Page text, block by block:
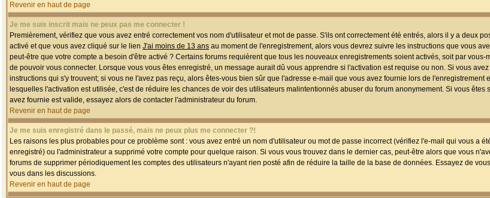
Revenir en haut de page
Je me suis inscrit mais ne peux pas me connecter !
Premièrement, vérifiez que vous avez entré correctement vos nom d'utilisateur et mot de passe. S'ils ont correctement été entrés, alors il y a deux
activé et que vous avez cliqué sur le lien J'ai moins de 13 ans au moment de l'enregistrement, alors vous devrez suivre les instructions que vous
peut-être que votre compte a besoin d'être activé ? Certains forums requièrent que tous les nouveaux enregistrements soient activés, soit par vous-
de pouvoir vous connecter. Lorsque vous vous êtes enregistré, un message aurait dû vous apprendre si l'activation est requise ou non. Si vous
instructions qui s'y trouvent; si vous ne l'avez pas reçu, alors êtes-vous bien sûr que l'adresse e-mail que vous avez fournie lors de l'enregistrement
lesquelles l'activation est utilisée, c'est de réduire les chances de voir des utilisateurs malintentionnés abuser du forum anonymement. Si vous êtes
avez fournie est valide, essayez alors de contacter l'administrateur du forum.
Revenir en haut de page
Je me suis enregistré dans le passé, mais ne peux plus me connecter ?!
Les raisons les plus probables pour ce problème sont : vous avez entré un nom d'utilisateur ou mot de passe incorrect (vérifiez l'e-mail qui vous a
enregistré) ou l'administrateur a supprimé votre compte pour quelque raison. Si vous vous trouvez dans le dernier cas, peut-être alors que vous
forums de supprimer périodiquement les comptes des utilisateurs n'ayant rien posté afin de réduire la taille de la base de données. Essayez de
vous dans les discussions.
Revenir en haut de page